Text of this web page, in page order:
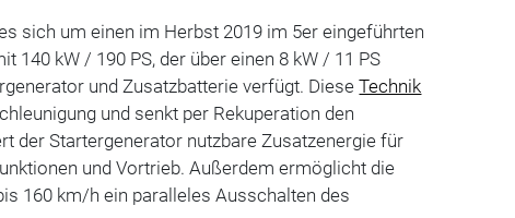
sich um einen im Herbst 2019 im 5er eingeführten
140 kW / 190 PS, der über einen 8 kW / 11 PS
und Zusatzbatterie verfügt. DieseTechnik
und senkt per Rekuperation den
der Startergenerator nutzbare Zusatzenergie für
und Vortrieb. Außerdem ermöglicht die
160 km/h ein paralleles Ausschalten des